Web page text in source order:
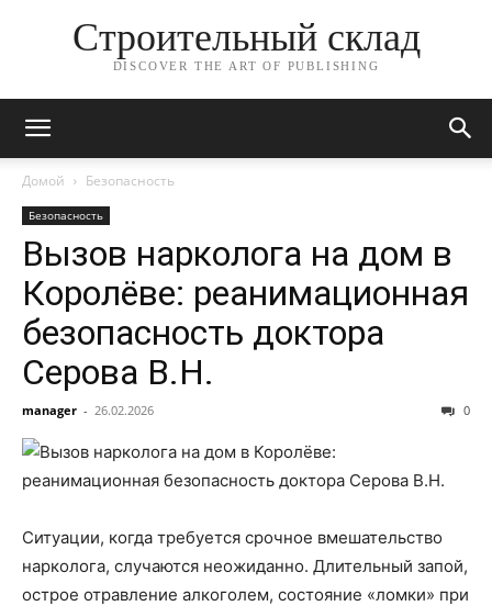
Строительный склад
DISCOVER THE ART OF PUBLISHING
Домой Безопасность
Безопасность
Вызов нарколога на дом в
Королёве: реанимационная
безопасность доктора
Серова В.Н.
manager - 26.02.2026 0
Ситуации, когда требуется срочное вмешательство
нарколога, случаются неожиданно. Длительный запой,
острое отравление алкоголем, состояние «ломки» при